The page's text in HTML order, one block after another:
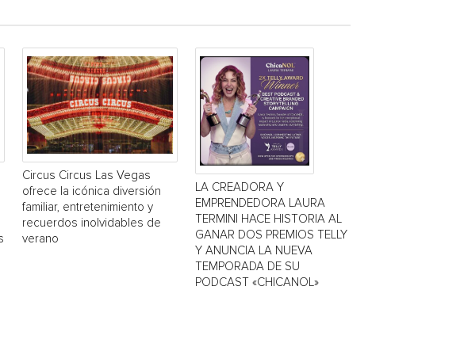
Circus Circus Las Vegas
ofrece la icónica diversión
familiar, entretenimiento y
recuerdos inolvidables de
verano
LA CREADORA Y
EMPRENDEDORA LAURA
TERMINI HACE HISTORIA AL
GANAR DOS PREMIOS TELLY
Y ANUNCIA LA NUEVA
TEMPORADA DE SU
PODCAST «CHICANOL»